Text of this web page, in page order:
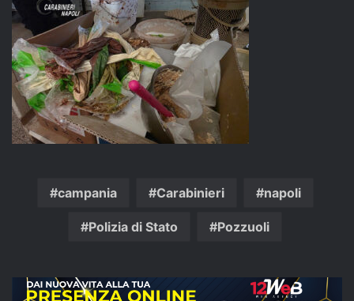
campania Carabinieri napoli
Polizia di Stato Pozzuoli